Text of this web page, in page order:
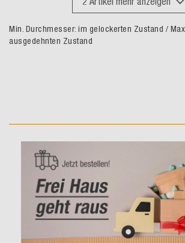
Min. Durchmesser: im gelockerten Zustand /
ausgedehnten Zustand